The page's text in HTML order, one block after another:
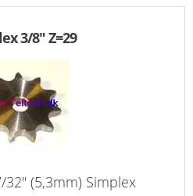
3/8" Z=29
(5,3mm) Simplex